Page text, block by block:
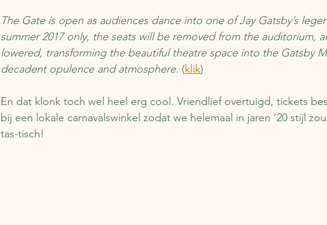
The Gate is open as audiences dance into one of Jay Gatsby’s
summer 2017 only, the seats will be removed from the auditorium,
lowered, transforming the beautiful theatre space into the Gatsby
decadent opulence and atmosphere. (klik)
En dat klonk toch wel heel erg cool. Vriendlief overtuigd, tickets
bij een lokale carnavalswinkel zodat we helemaal in jaren ‘20 stijl
tas-tisch!